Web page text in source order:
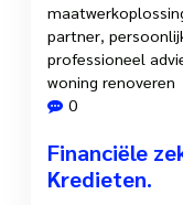
partner
professioneel
woning renoveren
0
Financiële
Kredieten.